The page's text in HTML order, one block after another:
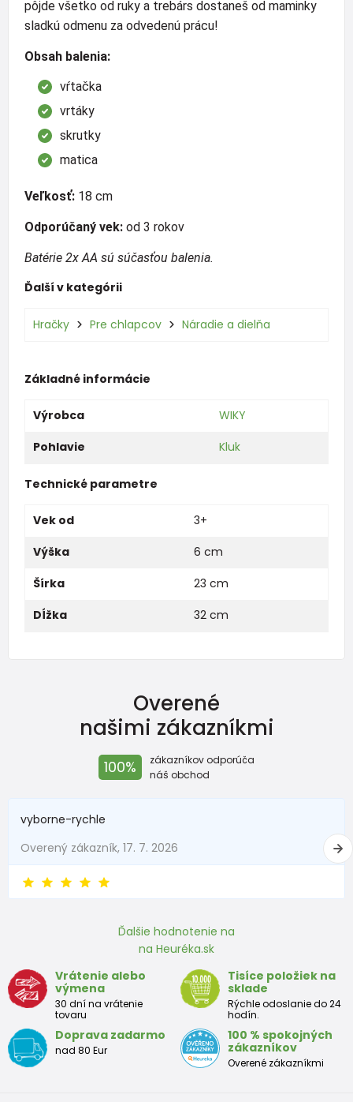
pôjde všetko od ruky a trebárs dostaneš od maminky
sladkú odmenu za odvedenú prácu!
Obsah balenia:
vŕtačka
vrtáky
skrutky
matica
Veľkosť: 18 cm
Odporúčaný vek: od 3 rokov
Batérie 2x AA sú súčasťou balenia.
Ďalší v kategórii
Hračky Pre chlapcov Náradie a dielňa
Základné informácie
Výrobca
WIKY
Pohlavie
Kluk
Technické parametre
Vek od
3+
Výška
6 cm
Šírka
23 cm
Dĺžka
32 cm
Overené
našimi zákazníkmi
100%
zákazníkov odporúča
náš obchod
vyborne-rychle
Overený zákazník, 17. 7. 2026
Ďalšie hodnotenie na
na Heuréka.sk
Vrátenie alebo
výmena
30 dní na vrátenie
tovaru
Tisíce položiek na
sklade
Rýchle odoslanie do 24
hodín.
Doprava zadarmo
nad 80 Eur
100 % spokojných
zákazníkov
Overené zákazníkmi